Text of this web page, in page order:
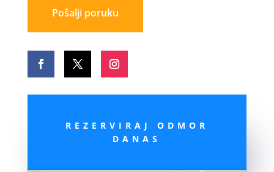
Pošalji poruku
REZERVIRAJ ODMOR
DANAS